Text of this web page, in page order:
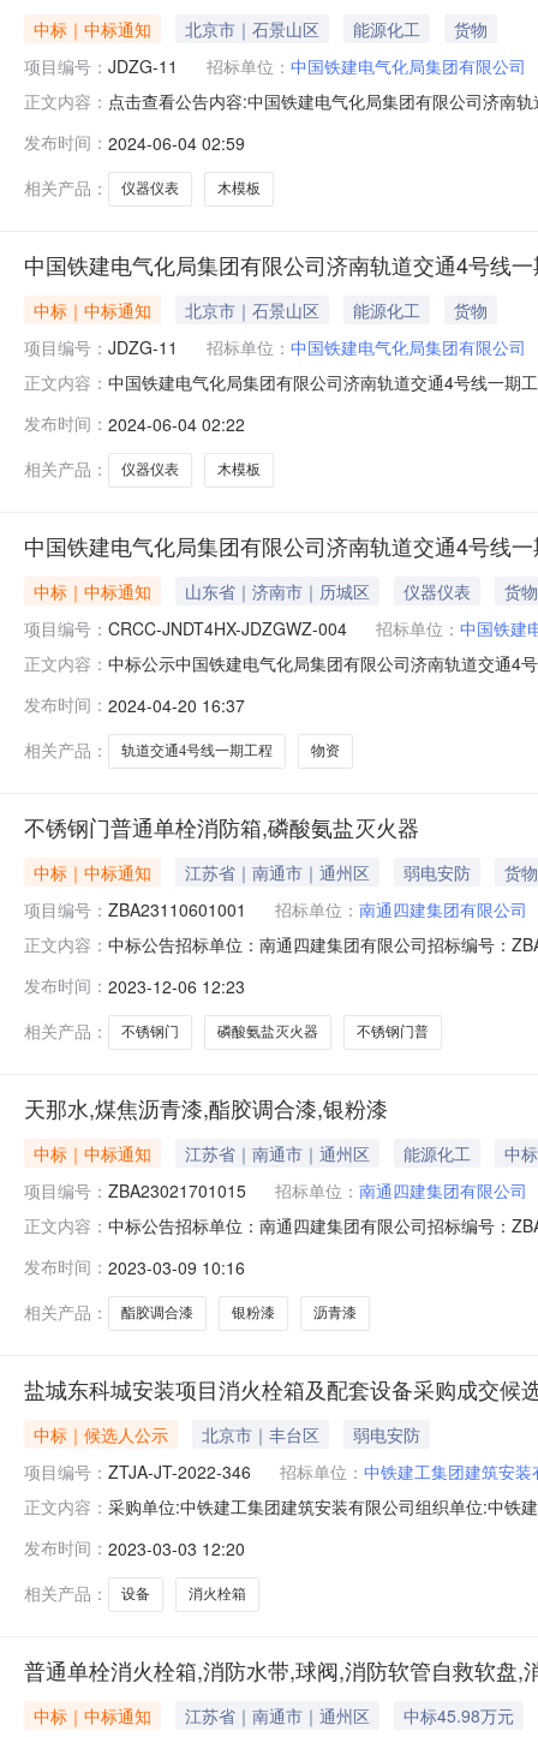
中标｜中标通知 北京市｜石景山区 能源化工
货物
项目编号： JDZG-11 招标单位： 中国铁建电气化局集团有限公司
正文内容： 点击查看公告内容:中国铁建电气化局集团有限公司济南
电气化局集团有限公司第一分公司济南轨道交通4号线一
额JDZG-11仪器仪表南通市中
发布时间： 2024-06-04 02:59
相关产品：
仪器仪表 木模板
中国铁建电气化局集团有限公司济南轨道交通4号线
中标｜中标通知 北京市｜石景山区 能源化工
货物
项目编号： JDZG-11 招标单位： 中国铁建电气化局集团有限公司
正文内容： 中国铁建电气化局集团有限公司济南轨道交通4号线一期
定。中标结果如下：包件号包件名称中标人中标金额
发布时间： 2024-06-04 02:22
相关产品：
仪器仪表 木模板
中国铁建电气化局集团有限公司济南轨道交通4号线
中标｜中标通知 山东省｜济南市｜历城区 仪器仪表
货物
项目编号： CRCC-JNDT4HX-JDZGWZ-004 招标单位： 中国铁建
正文内容： 中标公示中国铁建电气化局集团有限公司济南轨道交通4
CRCC-JNDT4HX-JDZGWZ-004)经过评标委员会根据相
发布时间： 2024-04-20 16:37
相关产品：
轨道交通4号线一期工程 物资
不锈钢门普通单栓消防箱,磷酸氨盐灭火器
中标｜中标通知 江苏省｜南通市｜通州区 弱电安防
货物
项目编号： ZBA23110601001 招标单位： 南通四建集团有限公司
正文内容： 中标公告招标单位：南通四建集团有限公司招标编号：
中标总价：44320.0元
发布时间： 2023-12-06 12:23
相关产品：
不锈钢门 磷酸氨盐灭火器 不锈钢门普
天那水,煤焦沥青漆,酯胶调合漆,银粉漆
中标｜中标通知 江苏省｜南通市｜通州区 能源化工
中
项目编号： ZBA23021701015 招标单位： 南通四建集团有限公司
正文内容： 中标公告招标单位：南通四建集团有限公司招标编号：
发布时间： 2023-03-09 10:16
相关产品：
酯胶调合漆 银粉漆 沥青漆
盐城东科城安装项目消火栓箱及配套设备采购成交候
中标｜候选人公示 北京市｜丰台区
弱电安防
项目编号： ZTJA-JT-2022-346 招标单位： 中铁建工集团建筑安装
正文内容： 采购单位:中铁建工集团建筑安装有限公司组织单位:中铁
果公示竞争性谈判编号：ZTJA-JT-2022-346各报价人：
现将采购人确认的评审结果公示如下：一、拟
发布时间： 2023-03-03 12:20
相关产品：
设备 消火栓箱
普通单栓消火栓箱,消防水带,球阀,消防软管自救软盘,
中标｜中标通知 江苏省｜南通市｜通州区 中标45.98万元